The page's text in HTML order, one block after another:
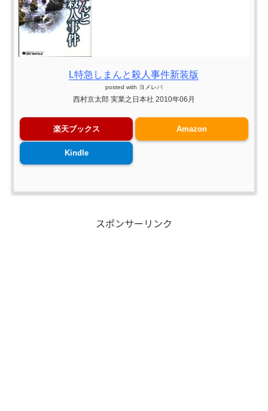
L特急しまんと殺人事件新装版
posted with ヨメレバ
西村京太郎 実業之日本社 2010年06月
楽天ブックス Amazon
Kindle
スポンサーリンク